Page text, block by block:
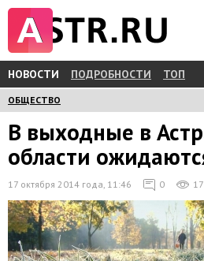
НОВОСТИ ПОДРОБНОСТИ ТОП
ОБЩЕСТВО
В выходные в
области
17 октября 2014 года, 11:46 0